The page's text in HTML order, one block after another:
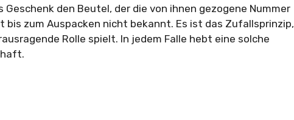
den Beutel, der die von ihnen gezogene Nummer
bis zum Auspacken nicht bekannt. Es ist das Zufallsprinzip,
Rolle spielt. In jedem Falle hebt eine solche